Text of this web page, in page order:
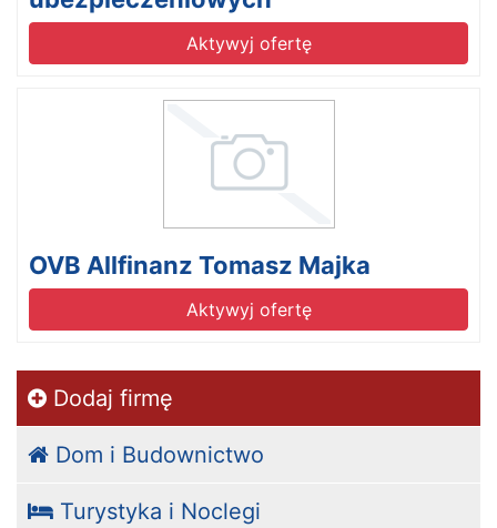
Aktywyj ofertę
OVB Allfinanz Tomasz Majka
Aktywyj ofertę
Dodaj firmę
Dom i Budownictwo
Turystyka i Noclegi